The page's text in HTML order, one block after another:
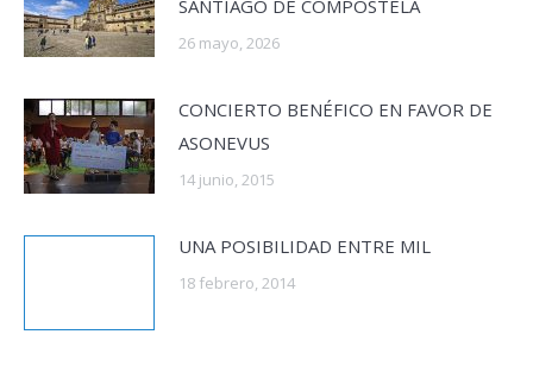
SANTIAGO DE COMPOSTELA
26 mayo, 2026
CONCIERTO BENÉFICO EN FAVOR DE
ASONEVUS
14 junio, 2015
UNA POSIBILIDAD ENTRE MIL
18 febrero, 2014